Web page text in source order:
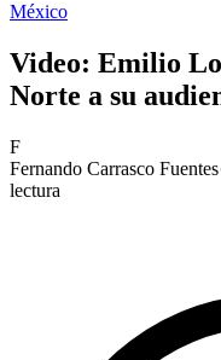
México
Video: Emilio
Norte a su
F
Fernando Carrasco Fuentes
lectura